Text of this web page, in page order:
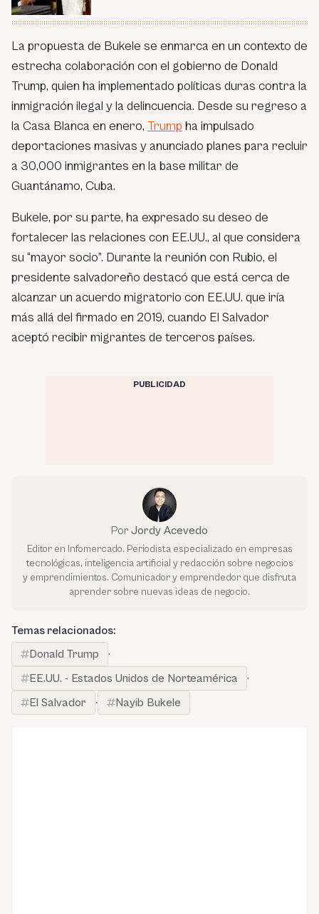
La propuesta de Bukele se enmarca en un contexto de
estrecha colaboración con el gobierno de Donald
Trump, quien ha implementado políticas duras contra la
inmigración ilegal y la delincuencia. Desde su regreso a
la Casa Blanca en enero, Trump ha impulsado
deportaciones masivas y anunciado planes para recluir
a 30,000 inmigrantes en la base militar de
Guantánamo, Cuba.
Bukele, por su parte, ha expresado su deseo de
fortalecer las relaciones con EE.UU., al que considera
su “mayor socio”. Durante la reunión con Rubio, el
presidente salvadoreño destacó que está cerca de
alcanzar un acuerdo migratorio con EE.UU. que iría
más allá del firmado en 2019, cuando El Salvador
aceptó recibir migrantes de terceros países.
PUBLICIDAD
Por Jordy Acevedo
Editor en Infomercado. Periodista especializado en empresas
tecnológicas, inteligencia artificial y redacción sobre negocios
y emprendimientos. Comunicador y emprendedor que disfruta
aprender sobre nuevas ideas de negocio.
Temas relacionados:
Donald Trump
·
EE.UU. - Estados Unidos de Norteamérica
·
El Salvador
· Nayib Bukele